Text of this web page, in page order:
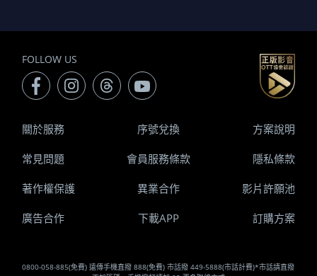
FOLLOW US
0800-058-885(免費) 遠傳手機直撥 888(免費) 市話撥 449-5888(市話計費)*市話請直撥
關於服務 序號兌換 方案說明
常見問題 會員服務條款 隱私條款
著作權保護 異業合作 影片許願池
廣告合作 下載APP 訂購方案